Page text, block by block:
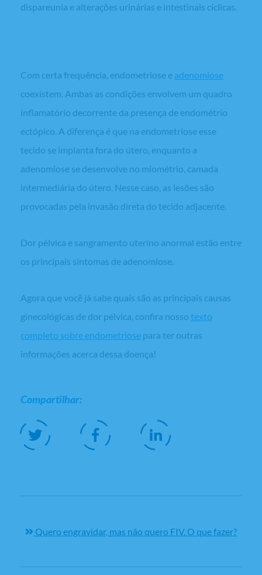
dispareunia e alterações urinárias e intestinais cíclicas.
Com certa frequência, endometriose e adenomiose
coexistem. Ambas as condições envolvem um quadro
inflamatório decorrente da presença de endométrio
ectópico. A diferença é que na endometriose esse
tecido se implanta fora do útero, enquanto a
adenomiose se desenvolve no miométrio, camada
intermediária do útero. Nesse caso, as lesões são
provocadas pela invasão direta do tecido adjacente.
Dor pélvica e sangramento uterino anormal estão entre
os principais sintomas de adenomiose.
Agora que você já sabe quais são as principais causas
ginecológicas de dor pélvica, confira nosso texto
completo sobre endometriose para ter outras
informações acerca dessa doença!
Compartilhar:
Quero engravidar, mas não quero FIV. O que fazer?